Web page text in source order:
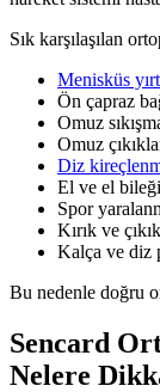
Sık karşılaşılan
Menisküs
Ön çapraz
Omuz
Omuz
Diz
El ve el bileği
Spor
Kırık ve
Kalça ve diz
Bu nedenle doğru
Sencard
Nelere